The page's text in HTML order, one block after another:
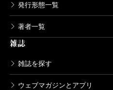
発行形態一覧
著者一覧
雑誌
雑誌を探す
ウェブマガジンとアプリ